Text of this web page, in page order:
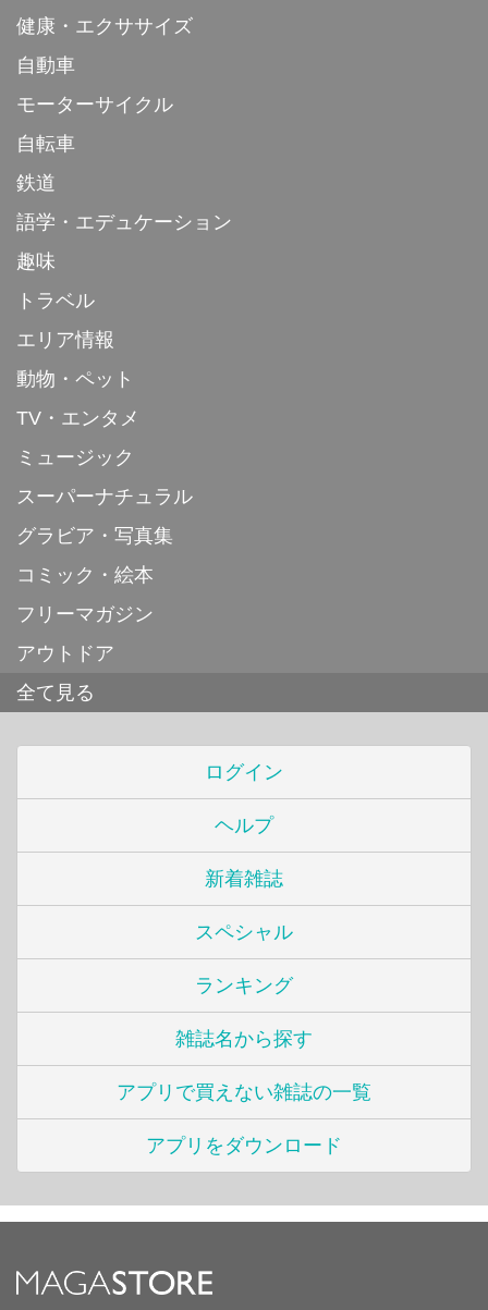
健康・エクササイズ
自動車
モーターサイクル
自転車
鉄道
語学・エデュケーション
趣味
トラベル
エリア情報
動物・ペット
TV・エンタメ
ミュージック
スーパーナチュラル
グラビア・写真集
コミック・絵本
フリーマガジン
アウトドア
全て見る
ログイン
ヘルプ
新着雑誌
スペシャル
ランキング
雑誌名から探す
アプリで買えない雑誌の一覧
アプリをダウンロード